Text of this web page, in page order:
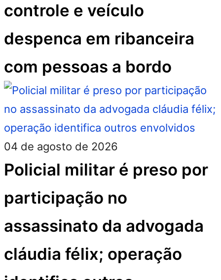
controle e veículo
despenca em ribanceira
com pessoas a bordo
04 de agosto de 2026
Policial militar é preso por
participação no
assassinato da advogada
cláudia félix; operação